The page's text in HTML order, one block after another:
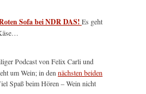
Sofa bei NDR DAS! Es geht
Podcast von Felix Carli und
um Wein; in dennächsten beiden
Spaß beim Hören – Wein nicht